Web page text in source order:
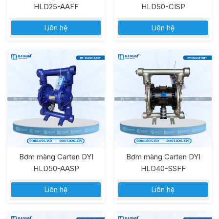
HLD25-AAFF
Liên hệ
HLD50-CISP
Liên hệ
Bơm màng Carten DYI
HLD50-AASP
Liên hệ
Bơm màng Carten DYI
HLD40-SSFF
Liên hệ